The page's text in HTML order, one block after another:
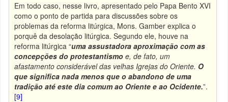
Em todo caso, nesse livro, apresentado pelo Papa Bento XVI
como o ponto de partida para discussões sobre os
problemas da reforma litúrgica, Mons. Gamber explica o
porquê da desolação litúrgica. Segundo ele, houve na
reforma litúrgica “uma assustadora aproximação com as
concepções do protestantismo e, de fato, um
afastamento considerável das velhas Igrejas do Oriente. O
que significa nada menos que o abandono de uma
tradição até este dia comum ao Oriente e ao Ocidente.”.
[9]